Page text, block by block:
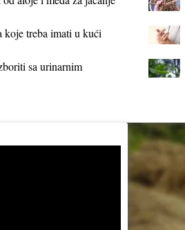
koje treba imati u kući
sa urinarnim